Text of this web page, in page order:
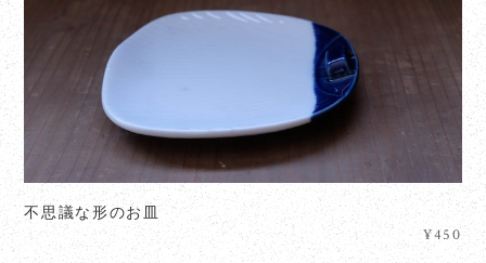
不思議な形のお皿
¥450